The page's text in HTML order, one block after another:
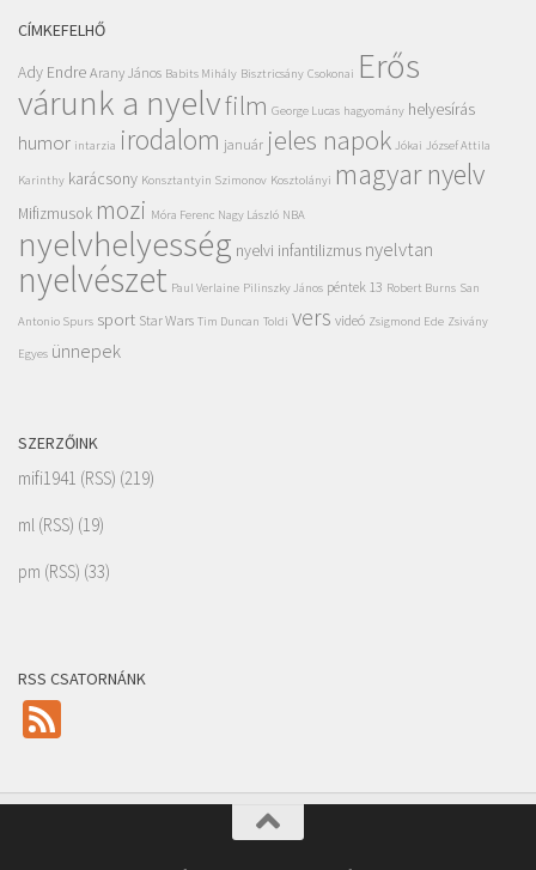
CÍMKEFELHŐ
Ady Endre Arany János Babits Mihály Bisztricsány Csokonai Erős
várunk a nyelvfilm George Lucas hagyomány helyesírás
humor intarzia irodalom január jeles napok Jókai József Attila
Karinthy karácsony Konsztantyin Szimonov Kosztolányi magyar nyelv
Mifizmusok mozi Móra Ferenc Nagy László NBA
nyelvhelyesség nyelvi infantilizmus nyelvtan
nyelvészet Paul Verlaine Pilinszky János péntek 13 Robert Burns San
Antonio Spurs sport Star Wars Tim Duncan Toldi vers videó Zsigmond Ede Zsivány
Egyes ünnepek
SZERZŐINK
mifi1941 (RSS) (219)
ml (RSS) (19)
pm (RSS) (33)
RSS CSATORNÁNK